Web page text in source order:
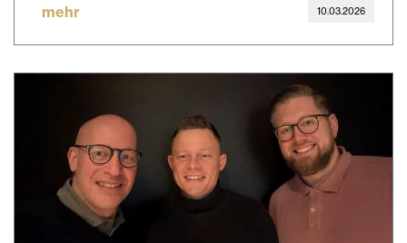
mehr 10.03.2026